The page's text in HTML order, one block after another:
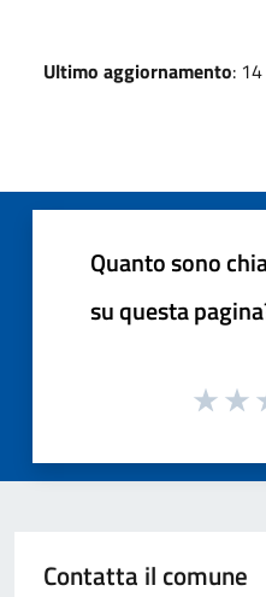
Ultimo aggiornamento:
Quanto sono
su questa
Contatta il comune